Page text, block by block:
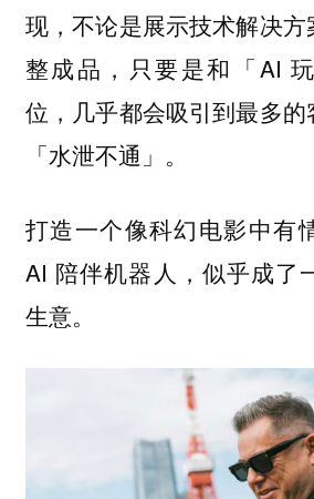
现，不论是展示技术解决
整成品，只要是和「AI
位，几乎都会吸引到最多
「水泄不通」。
打造一个像科幻电影中有
AI 陪伴机器人，似乎成了
生意。